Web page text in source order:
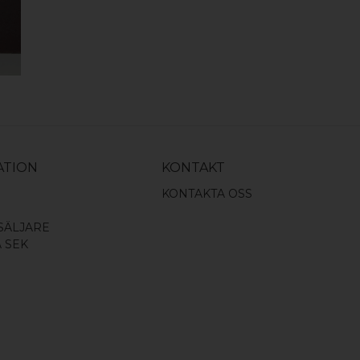
SEK
KONTAKT
KONTAKTA OSS